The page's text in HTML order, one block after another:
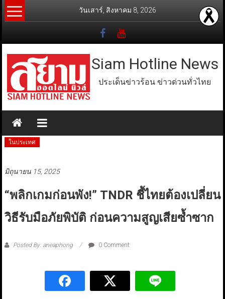
Skip
to
วันเสาร์, สิงหาคม 8, 2026
Siam Hotline News
ประเด็นข่าวร้อน ข่าวด่วนทั่วไทย
ในประเทศ
มิถุนายน 15, 2025
“พลิกเกมก่อนพัง!” TNDR ชี้ไทยต้องเปลี่ยน
วิธีรับมือภัยพิบัติ ก่อนความสูญเสียซ้ำซาก
Posted By: aneaphong 0 Comment